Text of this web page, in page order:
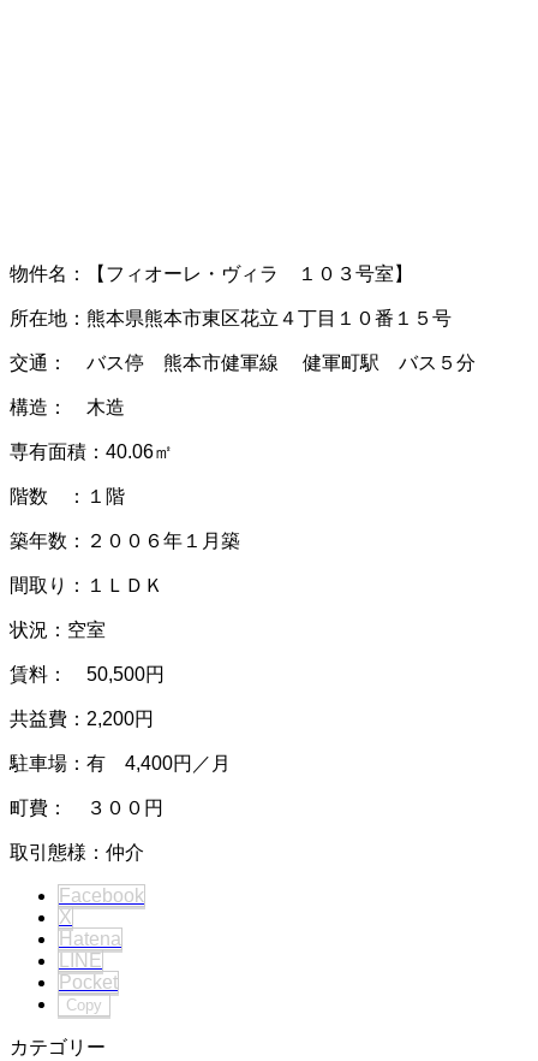
物件名：【フィオーレ・ヴィラ １０３号室】
所在地：熊本県熊本市東区花立４丁目１０番１５号
交通： バス停 熊本市健軍線 健軍町駅 バス５分
構造： 木造
専有面積：40.06㎡
階数 ：１階
築年数：２００６年１月築
間取り：１ＬＤＫ
状況：空室
賃料： 50,500円
共益費：2,200円
駐車場：有 4,400円／月
町費： ３００円
取引態様：仲介
Facebook
X
Hatena
LINE
Pocket
Copy
カテゴリー